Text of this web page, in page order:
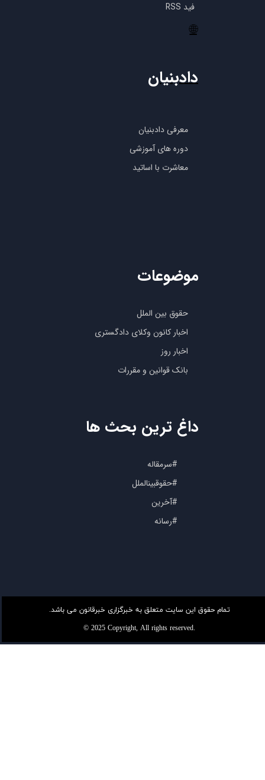
فید RSS
🌐
معرفی دادبنیان
دوره های آموزشی
معاشرت با اساتید
دادبنیان
حقوق بین الملل
اخبار کانون وکلای دادگستری
اخبار روز
بانک قوانین و مقررات
موضوعات
#سرمقاله
#حقوقبینالملل
#آخرین
#رسانه
داغ ترین بحث ها
تمام حقوق این سایت متعلق به خبرگزاری خبرقانون می باشد.
© 2025 Copyright, All rights reserved.